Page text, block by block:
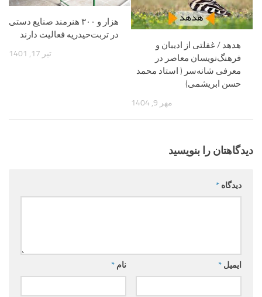
هزار و ۳۰۰ هنرمند صنایع دستی
در تربت‌حیدریه فعالیت دارند
تیر 17, 1401
هدهد / غفلتی از ادیبان و
فرهنگ‌نویسان معاصر در
معرفی شانه‌سر ( استاد محمد
حسن ابریشمی)
مهر 9, 1404
دیدگاهتان را بنویسید
دیدگاه *
نام * ایمیل *